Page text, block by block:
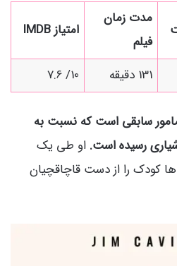
مدت زمان
فیلم
امتیاز IMDB
131 دقیقه 10/ 7.6
سابقی است که نسبت به
رسیده است. او طی یک
کودک را از دست قاچاقچیان